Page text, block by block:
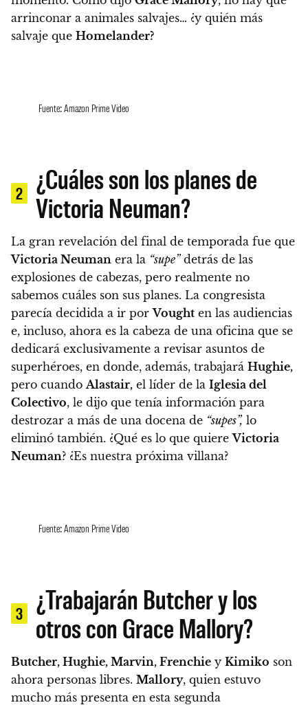
arrinconar a animales salvajes… ¿y quién más
salvaje que Homelander?
Fuente: Amazon Prime Video
2
¿Cuáles son los planes de
Victoria Neuman?
La gran revelación del final de temporada fue que
Victoria Neuman era la “supe”detrás de las
explosiones de cabezas, pero realmente no
sabemos cuáles son sus planes. La congresista
parecía decidida a ir porVought en las audiencias
e, incluso, ahora es la cabeza de una oficina que se
dedicará exclusivamente a revisar asuntos de
superhéroes, en donde, además, trabajará Hughie,
pero cuando Alastair, el líder de la Iglesia del
Colectivo, le dijo que tenía información para
destrozar a más de una docena de “supes”, lo
eliminó también. ¿Qué es lo que quiereVictoria
Neuman? ¿Es nuestra próxima villana?
Fuente: Amazon Prime Video
3
¿Trabajarán Butcher y los
otros con Grace Mallory?
Butcher, Hughie, Marvin, Frenchie y Kimiko son
ahora personas libres. Mallory, quien estuvo
mucho más presenta en esta segunda